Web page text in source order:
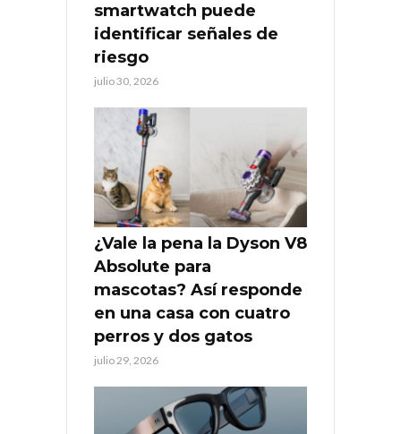
smartwatch puede
identificar señales de
riesgo
julio 30, 2026
¿Vale la pena la Dyson V8
Absolute para
mascotas? Así responde
en una casa con cuatro
perros y dos gatos
julio 29, 2026